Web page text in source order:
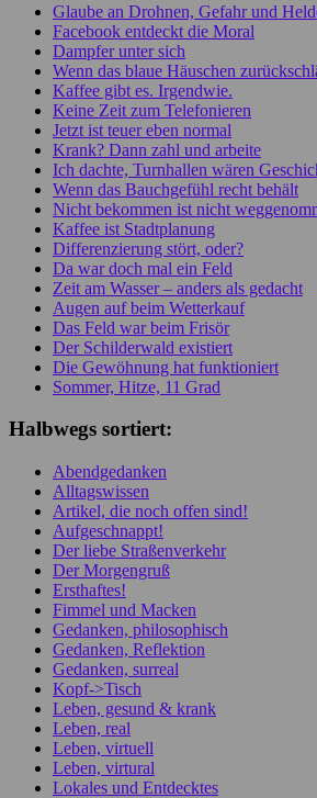
Glaube an Drohnen, Gefahr und
Facebook entdeckt die Moral
Dampfer unter sich
Wenn das blaue Häuschen
Kaffee gibt es. Irgendwie.
Keine Zeit zum Telefonieren
Jetzt ist teuer eben normal
Krank? Dann zahl und arbeite
Ich dachte, Turnhallen wären
Wenn das Bauchgefühl recht behält
Nicht bekommen ist nicht
Kaffee ist Stadtplanung
Differenzierung stört, oder?
Da war doch mal ein Feld
Zeit am Wasser – anders als gedacht
Augen auf beim Wetterkauf
Das Feld war beim Frisör
Der Schilderwald existiert
Die Gewöhnung hat funktioniert
Sommer, Hitze, 11 Grad
Halbwegs sortiert:
Abendgedanken
Alltagswissen
Artikel, die noch offen sind!
Aufgeschnappt!
Der liebe Straßenverkehr
Der Morgengruß
Ersthaftes!
Fimmel und Macken
Gedanken, philosophisch
Gedanken, Reflektion
Gedanken, surreal
Kopf->Tisch
Leben, gesund & krank
Leben, real
Leben, virtuell
Leben, virtural
Lokales und Entdecktes